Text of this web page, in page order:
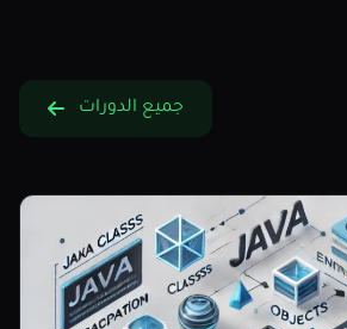
جميع الدورات